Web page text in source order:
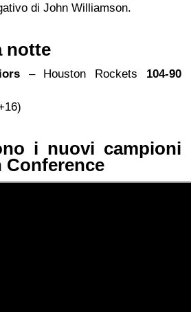
di John Williamson.
notte
– Houston Rockets 104-90
i nuovi campioni
Conference